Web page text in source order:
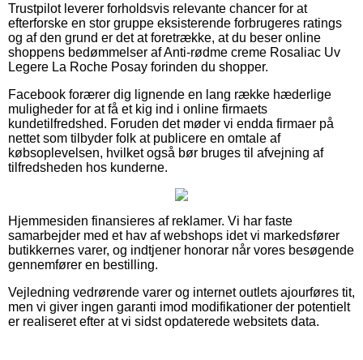
Trustpilot leverer forholdsvis relevante chancer for at
efterforske en stor gruppe eksisterende forbrugeres ratings
og af den grund er det at foretrække, at du beser online
shoppens bedømmelser af Anti-rødme creme Rosaliac Uv
Legere La Roche Posay forinden du shopper.
Facebook forærer dig lignende en lang række hæderlige
muligheder for at få et kig ind i online firmaets
kundetilfredshed. Foruden det møder vi endda firmaer på
nettet som tilbyder folk at publicere en omtale af
købsoplevelsen, hvilket også bør bruges til afvejning af
tilfredsheden hos kunderne.
Hjemmesiden finansieres af reklamer. Vi har faste
samarbejder med et hav af webshops idet vi markedsfører
butikkernes varer, og indtjener honorar når vores besøgende
gennemfører en bestilling.
Vejledning vedrørende varer og internet outlets ajourføres tit,
men vi giver ingen garanti imod modifikationer der potentielt
er realiseret efter at vi sidst opdaterede websitets data.